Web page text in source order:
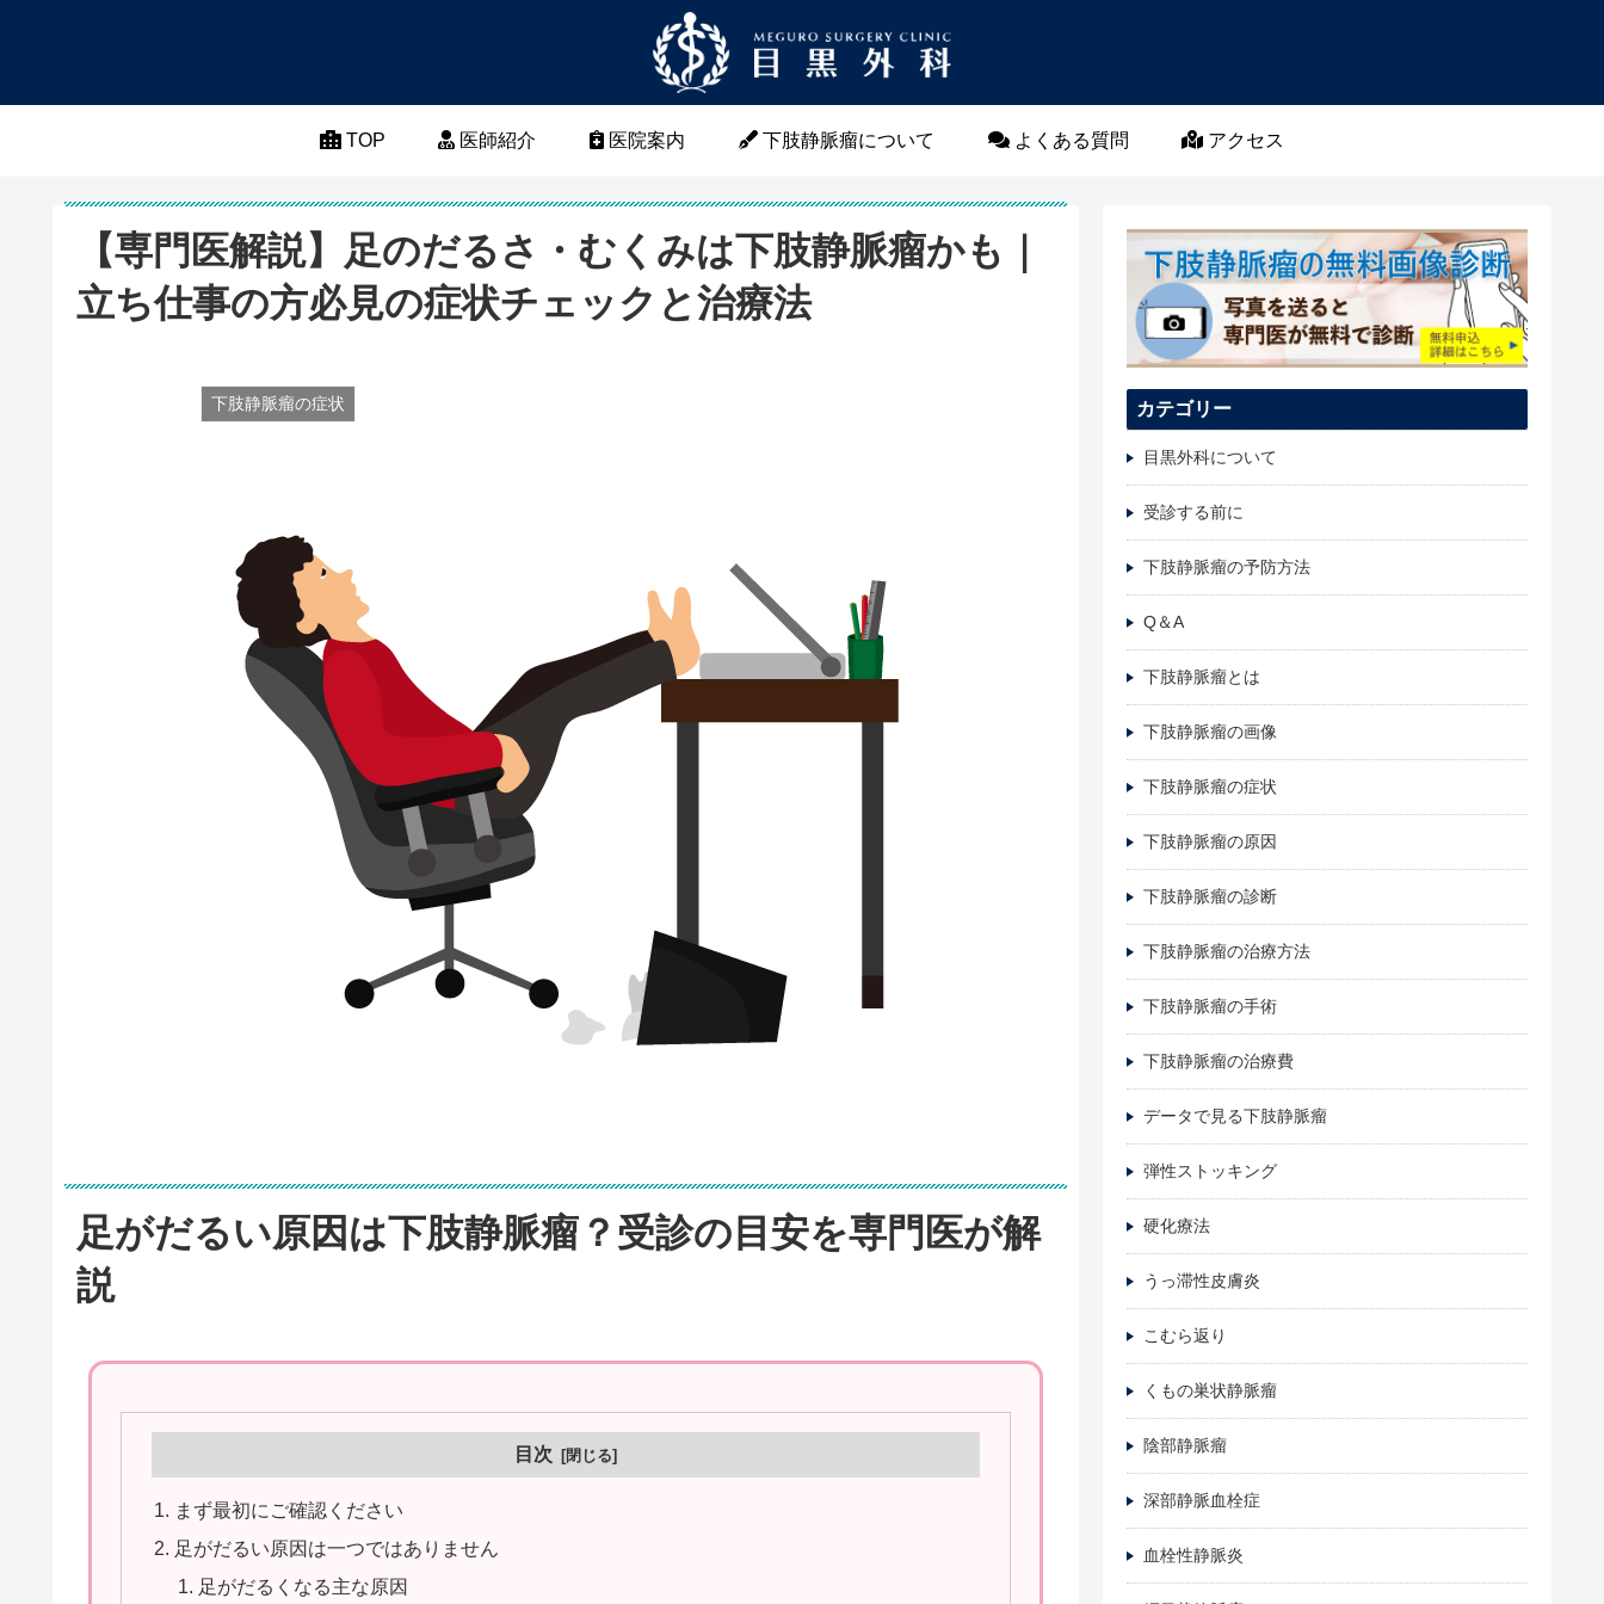
TOP 医師紹介 医院案内 下肢静脈瘤について よくある質問 アクセス
【専門医解説】足のだるさ・むくみは下肢静脈瘤かも｜
立ち仕事の方必見の症状チェックと治療法
下肢静脈瘤の症状
足がだるい原因は下肢静脈瘤？受診の目安を専門医が解
説
目次
まず最初にご確認ください
足がだるい原因は一つではありません
足がだるくなる主な原因
カテゴリー
目黒外科について
受診する前に
下肢静脈瘤の予防方法
Q＆A
下肢静脈瘤とは
下肢静脈瘤の画像
下肢静脈瘤の症状
下肢静脈瘤の原因
下肢静脈瘤の診断
下肢静脈瘤の治療方法
下肢静脈瘤の手術
下肢静脈瘤の治療費
データで見る下肢静脈瘤
弾性ストッキング
硬化療法
うっ滞性皮膚炎
こむら返り
くもの巣状静脈瘤
陰部静脈瘤
深部静脈血栓症
血栓性静脈炎